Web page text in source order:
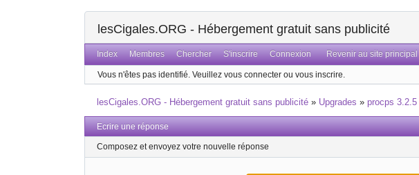
lesCigales.ORG - Hébergement gratuit sans publicité
Index Membres Chercher S'inscrire Connexion Revenir au site principal
Vous n'êtes pas identifié. Veuillez vous connecter ou vous inscrire.
lesCigales.ORG - Hébergement gratuit sans publicité » Upgrades »procps 3.2.5
Ecrire une réponse
Composez et envoyez votre nouvelle réponse